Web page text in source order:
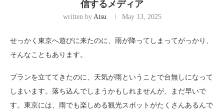
信するメディア
written by Atsu May 13, 2025
せっかく東京へ遊びに来たのに、雨が降ってしまってがっかり、
そんなこともあります。
プランを立ててきたのに、天気が雨ということで台無しになって
しまいます。落ち込んでしまうかもしれませんが、まだ早いで
す。東京には、雨でも楽しめる観光スポットがたくさんあるんで